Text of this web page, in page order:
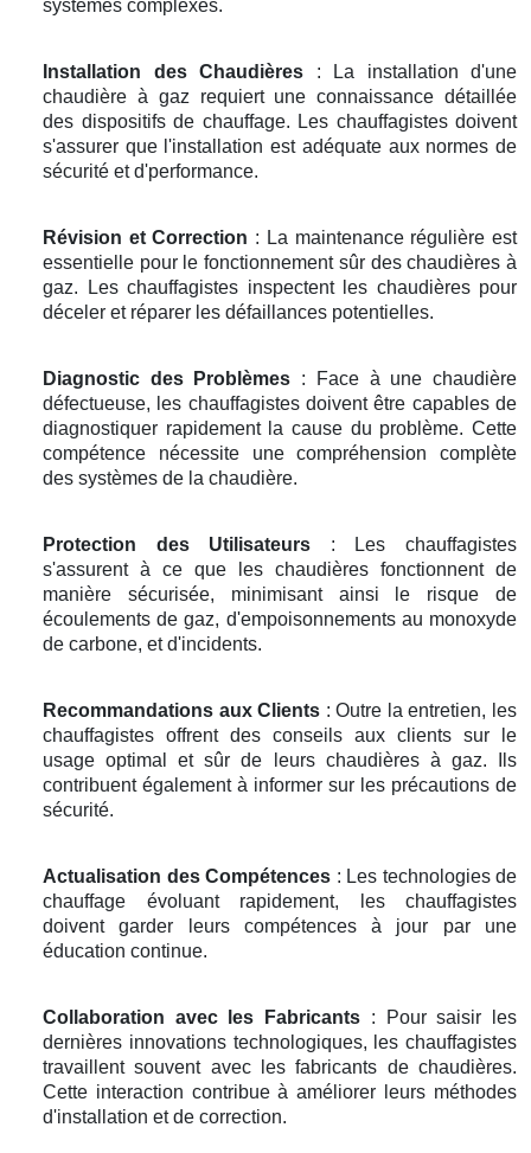
systèmes complexes.
Installation des Chaudières : La installation d'une
chaudière à gaz requiert une connaissance détaillée
des dispositifs de chauffage. Les chauffagistes doivent
s'assurer que l'installation est adéquate aux normes de
sécurité et d'performance.
Révision et Correction : La maintenance régulière est
essentielle pour le fonctionnement sûr des chaudières à
gaz. Les chauffagistes inspectent les chaudières pour
déceler et réparer les défaillances potentielles.
Diagnostic des Problèmes : Face à une chaudière
défectueuse, les chauffagistes doivent être capables de
diagnostiquer rapidement la cause du problème. Cette
compétence nécessite une compréhension complète
des systèmes de la chaudière.
Protection des Utilisateurs : Les chauffagistes
s'assurent à ce que les chaudières fonctionnent de
manière sécurisée, minimisant ainsi le risque de
écoulements de gaz, d'empoisonnements au monoxyde
de carbone, et d'incidents.
Recommandations aux Clients : Outre la entretien, les
chauffagistes offrent des conseils aux clients sur le
usage optimal et sûr de leurs chaudières à gaz. Ils
contribuent également à informer sur les précautions de
sécurité.
Actualisation des Compétences : Les technologies de
chauffage évoluant rapidement, les chauffagistes
doivent garder leurs compétences à jour par une
éducation continue.
Collaboration avec les Fabricants : Pour saisir les
dernières innovations technologiques, les chauffagistes
travaillent souvent avec les fabricants de chaudières.
Cette interaction contribue à améliorer leurs méthodes
d'installation et de correction.